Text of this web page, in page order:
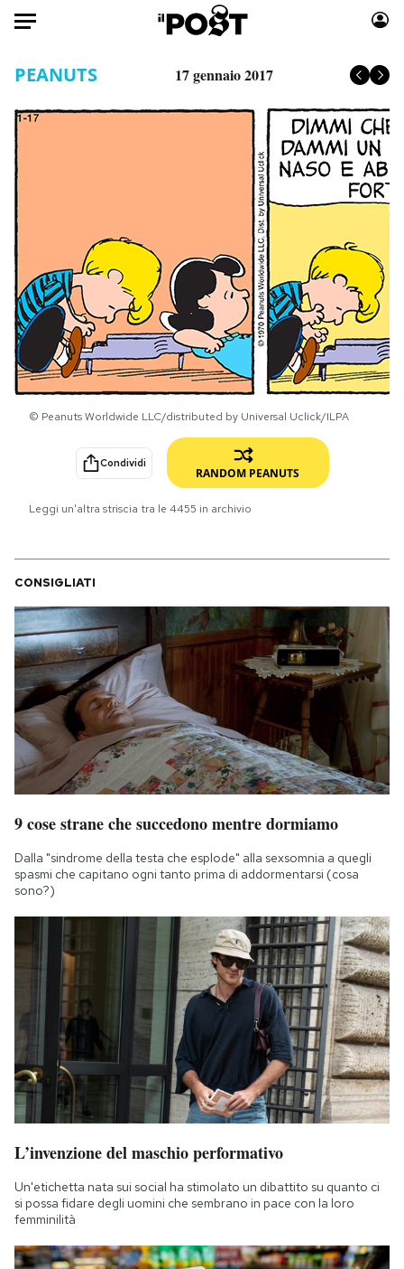
HOME
Internet
Scienza
Cultura
Economia
Sport
Moda
Libri
Consumismi
Storie/Idee
Ok Boomer!
Media
Europa
Altrecose
Mondiali calcio 2026
NEWSLETTER
I MIEI PREFERITI
SHOP
CALENDARIO
AREA PERSONALE
Area Personale
Notifiche mobile
Hai bisogno di aiuto?
PEANUTS 17 gennaio 2017
© Peanuts Worldwide LLC/distributed by Universal Uclick/ILPA
Condividi
RANDOM PEANUTS
Leggi un'altra striscia tra le 4455 in archivio
CONSIGLIATI
9 cose strane che succedono mentre dormiamo
Dalla "sindrome della testa che esplode" alla sexsomnia a quegli
spasmi che capitano ogni tanto prima di addormentarsi (cosa
sono?)
L’invenzione del maschio performativo
Un'etichetta nata sui social ha stimolato un dibattito su quanto ci
si possa fidare degli uomini che sembrano in pace con la loro
femminilità